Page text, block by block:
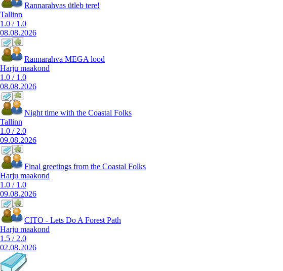
Rannarahvas ütleb tere!
Tallinn
1.0 / 1.0
08.08.2026
Rannarahva MEGA lood
Harju maakond
1.0 / 1.0
08.08.2026
Night time with the Coastal Folks
Tallinn
1.0 / 2.0
09.08.2026
Final greetings from the Coastal Folks
Harju maakond
1.0 / 1.0
09.08.2026
CITO - Lets Do A Forest Path
Harju maakond
1.5 / 2.0
02.08.2026